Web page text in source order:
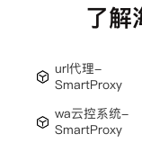
了解
url代理-
SmartProxy
wa云控系统-
SmartProxy